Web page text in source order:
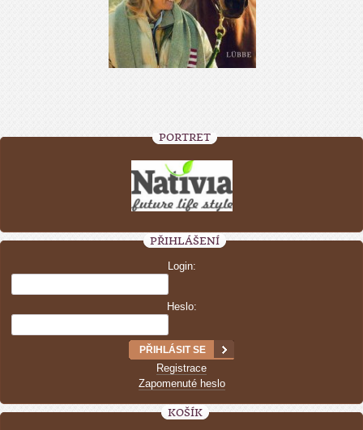
PORTRÉT
PŘIHLÁŠENÍ
Login:
Heslo:
Registrace
Zapomenuté heslo
KOŠÍK